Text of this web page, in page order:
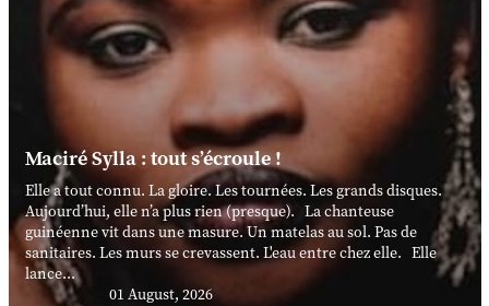
Maciré Sylla : tout s’écroule !
Elle a tout connu. La gloire. Les tournées. Les grands disques.
Aujourd’hui, elle n’a plus rien (presque). La chanteuse
guinéenne vit dans une masure. Un matelas au sol. Pas de
sanitaires. Les murs se crevassent. L'eau entre chez elle. Elle
lance...
01 August, 2026